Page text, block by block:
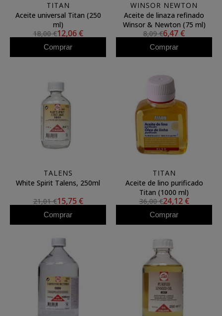
TITAN
Aceite universal Titan (250
ml)
18,00 €12,06 €
Comprar
WINSOR NEWTON
Aceite de linaza refinado
Winsor & Newton (75 ml)
8,09 €6,47 €
Comprar
TALENS
White Spirit Talens, 250ml
21,01 €15,75 €
Comprar
TITAN
Aceite de lino purificado
Titan (1000 ml)
36,00 €24,12 €
Comprar